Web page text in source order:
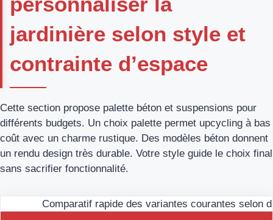
jardinière selon style et
contrainte d’espace
Cette section propose palette béton et suspensions pour
différents budgets. Un choix palette permet upcycling à bas
coût avec un charme rustique. Des modèles béton donnent
un rendu design très durable. Votre style guide le choix final
sans sacrifier fonctionnalité.
Comparatif rapide des variantes courantes selon